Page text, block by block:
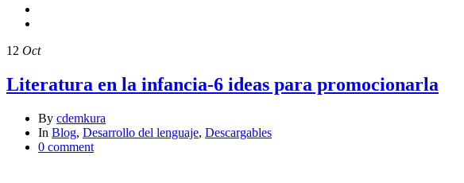
12 Oct
Literatura en la infancia-6 ideas para promocionarla
By cdemkura
In Blog, Desarrollo del lenguaje, Descargables
0 comment